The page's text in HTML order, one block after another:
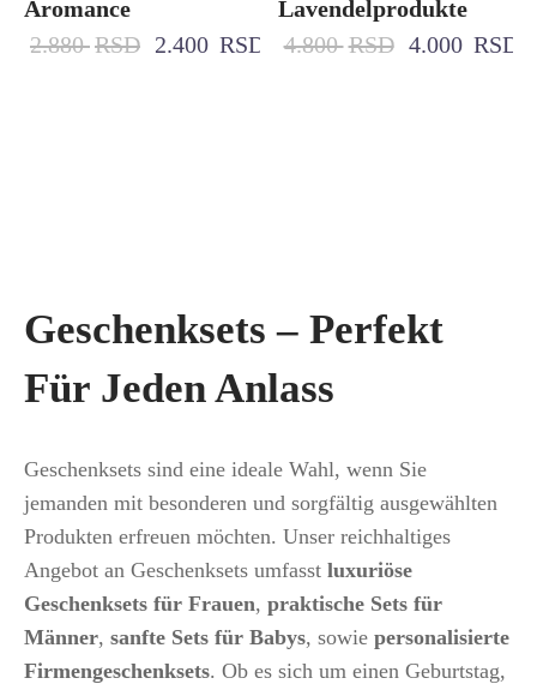
Aromance
2.880RSD 2.400 RSD
Lavendelprodukte
4.800RSD 4.000 RSD
Geschenksets – Perfekt
Für Jeden Anlass
Geschenksets sind eine ideale Wahl, wenn Sie
jemanden mit besonderen und sorgfältig ausgewählten
Produkten erfreuen möchten. Unser reichhaltiges
Angebot an Geschenksets umfasst luxuriöse
Geschenksets für Frauen, praktische Sets für
Männer, sanfte Sets für Babys, sowie personalisierte
Firmengeschenksets. Ob es sich um einen Geburtstag,